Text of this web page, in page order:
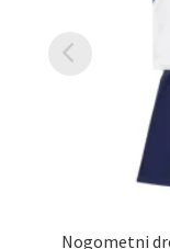
Nogometni